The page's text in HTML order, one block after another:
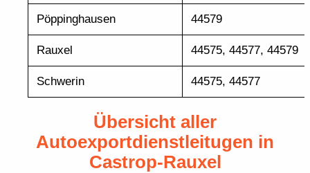
Pöppinghausen 44579
Rauxel 44575, 44577, 44579
Schwerin 44575, 44577
Übersicht aller
Autoexportdienstleitugen in
Castrop-Rauxel